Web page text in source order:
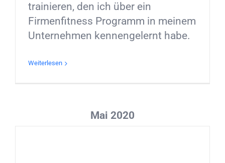
trainieren, den ich über ein
Firmenfitness Programm in meinem
Unternehmen kennengelernt habe.
Weiterlesen
Mai 2020